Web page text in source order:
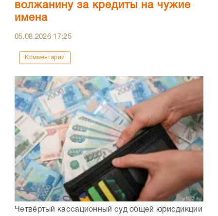
волжанину за кредиты на чужие
имена
05.08.2026 17:25
Комментарии
Четвёртый кассационный суд общей юрисдикции